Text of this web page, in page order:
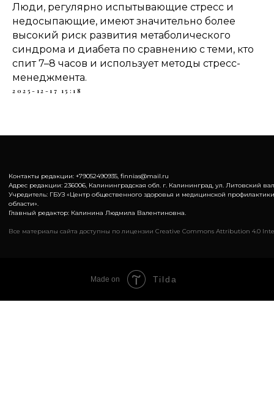
Люди, регулярно испытывающие стресс и
недосыпающие, имеют значительно более
высокий риск развития метаболического
синдрома и диабета по сравнению с теми, кто
спит 7–8 часов и использует методы стресс-
менеджмента.
2025-12-17 15:18
Контакты редакции: +79052490935, finnias@mail.ru
Адрес редакции: 236006, Калининградская обл. г. Калининград, ул. Литовский
Учредитель: ГБУЗ «Центр общественного здоровья и медицинской
области».
Главный редактор: Калинина Людмила Валентиновна.
Все материалы сайта доступны по лицензии Creative Commons Attribution 4.0
Made on Tilda